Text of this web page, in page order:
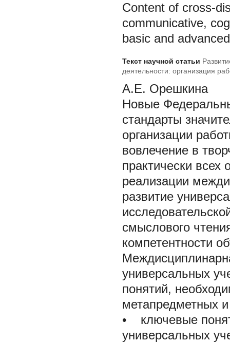
Content of cross-
communicative,
basic and
Текст научной статьи
деятельности: организация
А.Е. Орешкина
Новые
стандарты
организации
вовлечение в
практически
реализации
развитие
смыслового
компетентности
универсальных
понятий,
метапредметных
• ключевые
универсальных